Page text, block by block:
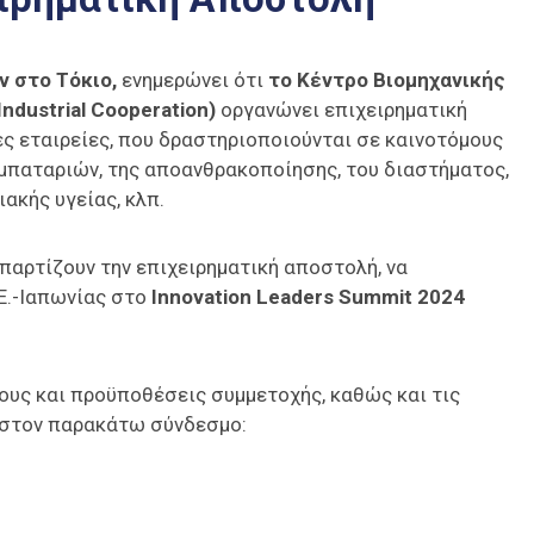
στο Τόκιο, ενημερώνει ότι το Κέντρο Βιομηχανικής
Cooperation) οργανώνει επιχειρηματική
που δραστηριοποιούνται σε καινοτόμους
της αποανθρακοποίησης, του διαστήματος,
υγείας, κλπ.
την επιχειρηματική αποστολή, να
Ιαπωνίας στο Innovation Leaders Summit 2024
και προϋποθέσεις συμμετοχής, καθώς και τις
παρακάτω σύνδεσμο: